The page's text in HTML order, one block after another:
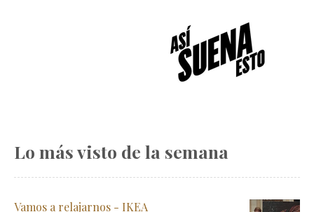
Lo más visto de la semana
Vamos a relajarnos - IKEA